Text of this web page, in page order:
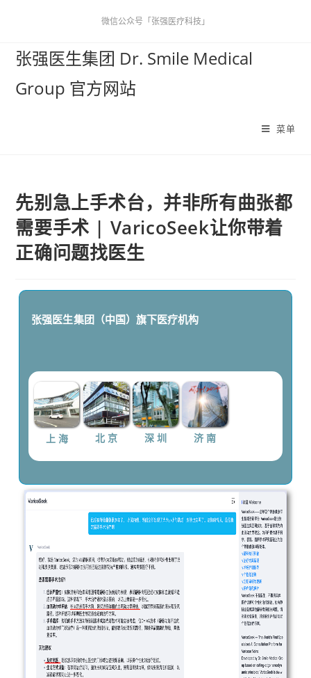
微信公众号「张强医疗科技」
张强医生集团 Dr. Smile Medical
Group 官方网站
菜单
先别急上手术台，并非所有曲张都
需要手术 | VaricoSeek让你带着
正确问题找医生
张强医生集团（中国） 旗下医疗机构
上 海 北 京 深 圳 济 南